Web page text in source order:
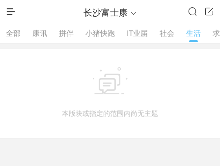
 长沙富士康  

全部 康讯 拼伴 小猪快跑 IT业届 社会 生活

本版块或指定的范围内尚无主题